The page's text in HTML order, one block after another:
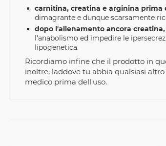
carnitina, creatina e arginina prima
dimagrante e dunque scarsamente
dopo l'allenamento ancora
l'anabolismo ed impedire le
lipogenetica.
Ricordiamo infine che il prodotto in
inoltre, laddove tu abbia qualsiasi
medico prima dell'uso.